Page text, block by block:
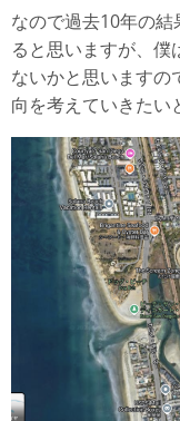
なので過去10年の
ると思いますが、僕
ないかと思いますの
向を考えていきたい